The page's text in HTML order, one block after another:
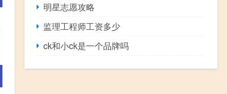
明星志愿攻略
监理工程师工资多少
ck和小ck是一个品牌吗